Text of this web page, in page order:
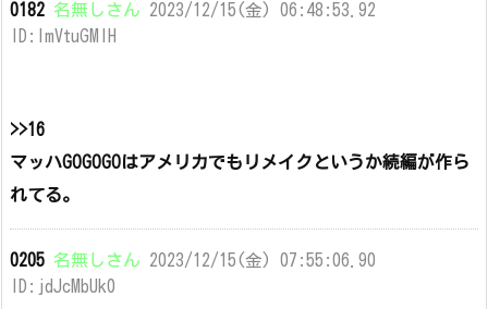
0182 名無しさん 2023/12/15(金) 06:48:53.92
ID:lmVtuGMlH
>>16
マッハGOGOGOはアメリカでもリメイクというか続編が作ら
れてる。
0205 名無しさん 2023/12/15(金) 07:55:06.90
ID:jdJcMbUk0